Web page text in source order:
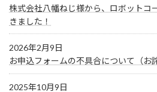
株式会社八幡ねじ様から、ロボットコ
きました！
2026年2月9日
お申込フォームの不具合について（お
2025年10月9日